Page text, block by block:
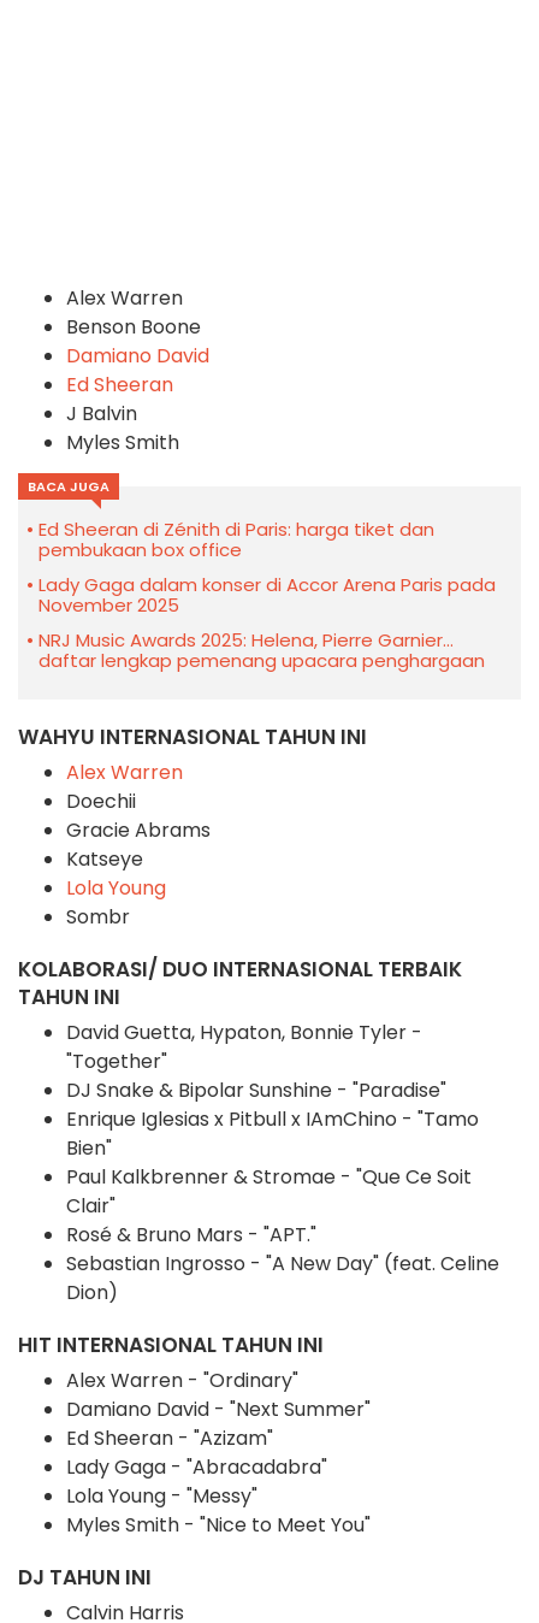
Alex Warren
Benson Boone
Damiano David
Ed Sheeran
J Balvin
Myles Smith
BACA JUGA
Ed Sheeran di Zénith di Paris: harga tiket dan
pembukaan box office
Lady Gaga dalam konser di Accor Arena Paris pada
November 2025
NRJ Music Awards 2025: Helena, Pierre Garnier...
daftar lengkap pemenang upacara penghargaan
WAHYU INTERNASIONAL TAHUN INI
Alex Warren
Doechii
Gracie Abrams
Katseye
Lola Young
Sombr
KOLABORASI/ DUO INTERNASIONAL TERBAIK
TAHUN INI
David Guetta, Hypaton, Bonnie Tyler -
"Together"
DJ Snake & Bipolar Sunshine - "Paradise"
Enrique Iglesias x Pitbull x IAmChino - "Tamo
Bien"
Paul Kalkbrenner & Stromae - "Que Ce Soit
Clair"
Rosé & Bruno Mars - "APT."
Sebastian Ingrosso - "A New Day" (feat. Celine
Dion)
HIT INTERNASIONAL TAHUN INI
Alex Warren - "Ordinary"
Damiano David - "Next Summer"
Ed Sheeran - "Azizam"
Lady Gaga - "Abracadabra"
Lola Young - "Messy"
Myles Smith - "Nice to Meet You"
DJ TAHUN INI
Calvin Harris